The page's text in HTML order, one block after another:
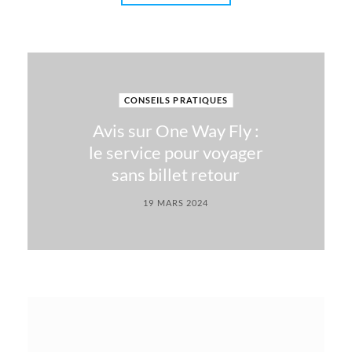
CONSEILS PRATIQUES
Avis sur One Way Fly :
le service pour voyager
sans billet retour
19 MARS 2024